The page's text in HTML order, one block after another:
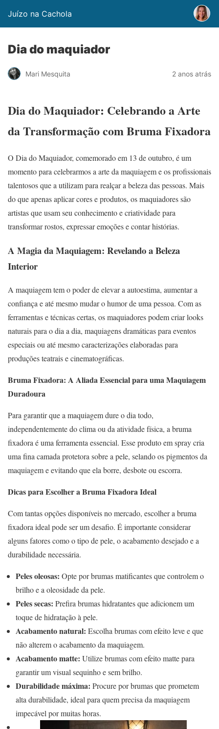
Juízo na Cachola
Dia do maquiador
Mari Mesquita 2 anos atrás
Dia do Maquiador: Celebrando a Arte
da Transformação com Bruma Fixadora
O Dia do Maquiador, comemorado em 13 de outubro, é um
momento para celebrarmos a arte da maquiagem e os profissionais
talentosos que a utilizam para realçar a beleza das pessoas. Mais
do que apenas aplicar cores e produtos, os maquiadores são
artistas que usam seu conhecimento e criatividade para
transformar rostos, expressar emoções e contar histórias.
A Magia da Maquiagem: Revelando a Beleza
Interior
A maquiagem tem o poder de elevar a autoestima, aumentar a
confiança e até mesmo mudar o humor de uma pessoa. Com as
ferramentas e técnicas certas, os maquiadores podem criar looks
naturais para o dia a dia, maquiagens dramáticas para eventos
especiais ou até mesmo caracterizações elaboradas para
produções teatrais e cinematográficas.
Bruma Fixadora: A Aliada Essencial para uma Maquiagem
Duradoura
Para garantir que a maquiagem dure o dia todo,
independentemente do clima ou da atividade física, a bruma
fixadora é uma ferramenta essencial. Esse produto em spray cria
uma fina camada protetora sobre a pele, selando os pigmentos da
maquiagem e evitando que ela borre, desbote ou escorra.
Dicas para Escolher a Bruma Fixadora Ideal
Com tantas opções disponíveis no mercado, escolher a bruma
fixadora ideal pode ser um desafio. É importante considerar
alguns fatores como o tipo de pele, o acabamento desejado e a
durabilidade necessária.
Peles oleosas: Opte por brumas matificantes que controlem o
brilho e a oleosidade da pele.
Peles secas: Prefira brumas hidratantes que adicionem um
toque de hidratação à pele.
Acabamento natural: Escolha brumas com efeito leve e que
não alterem o acabamento da maquiagem.
Acabamento matte: Utilize brumas com efeito matte para
garantir um visual sequinho e sem brilho.
Durabilidade máxima: Procure por brumas que prometem
alta durabilidade, ideal para quem precisa da maquiagem
impecável por muitas horas.